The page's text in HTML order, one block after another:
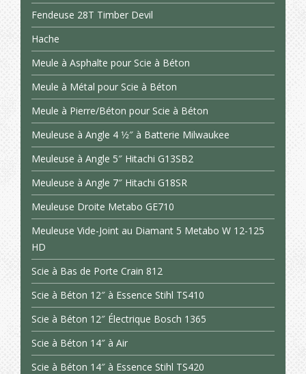
Fendeuse 28T Timber Devil
Hache
Meule à Asphalte pour Scie à Béton
Meule à Métal pour Scie à Béton
Meule à Pierre/Béton pour Scie à Béton
Meuleuse à Angle 4 1⁄2″ à Batterie Milwaukee
Meuleuse à Angle 5″ Hitachi G13SB2
Meuleuse à Angle 7″ Hitachi G18SR
Meuleuse Droite Metabo GE710
Meuleuse Vide-Joint au Diamant 5 Metabo W 12-125
HD
Scie à Bas de Porte Crain 812
Scie à Béton 12″ à Essence Stihl TS410
Scie à Béton 12″ Électrique Bosch 1365
Scie à Béton 14″ à Air
Scie à Béton 14″ à Essence Stihl TS420